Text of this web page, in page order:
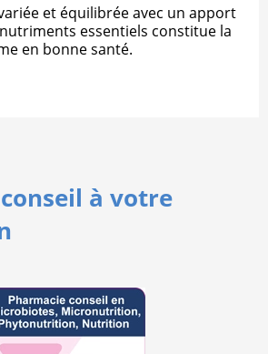
et équilibrée avec un apport
essentiels constitue la
en bonne santé.
à votre